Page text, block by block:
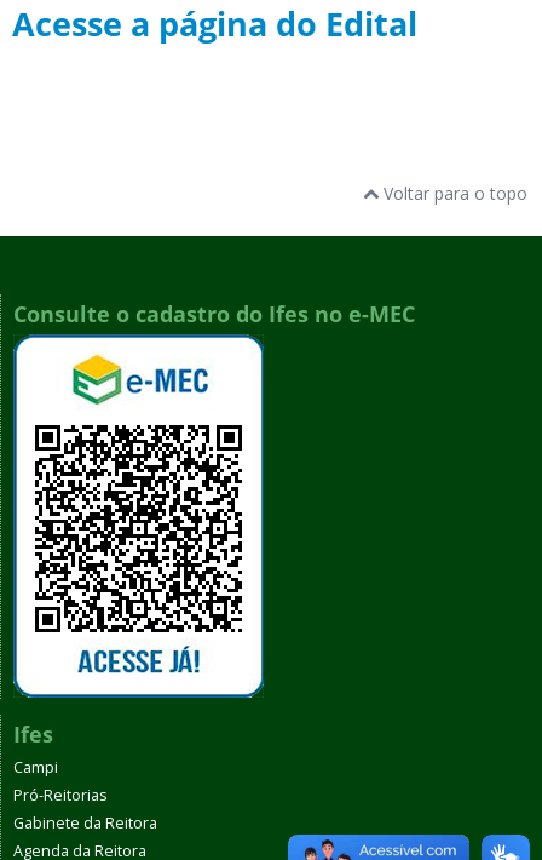
Acesse a página do Edital
Voltar para o topo
Consulte o cadastro do Ifes no e-MEC
Ifes
Campi
Pró-Reitorias
Gabinete da Reitora
Agenda da Reitora